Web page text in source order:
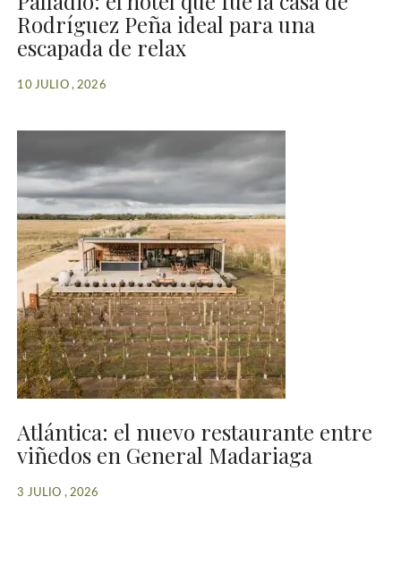
Rodríguez Peña ideal para una
escapada de relax
10 JULIO , 2026
Atlántica: el nuevo restaurante entre
viñedos en General Madariaga
3 JULIO , 2026